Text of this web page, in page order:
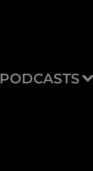
PODCASTS